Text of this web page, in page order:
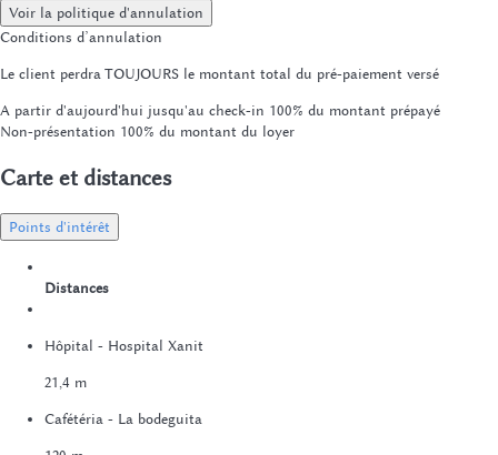
Voir la politique d'annulation
Conditions d’annulation
Le client perdra TOUJOURS le montant total du pré-paiement versé
A partir d'aujourd'hui jusqu'au check-in 100% du montant prépayé
Non-présentation 100% du montant du loyer
Carte et distances
Points d'intérêt
Distances
Hôpital - Hospital Xanit
21,4 m
Cafétéria - La bodeguita